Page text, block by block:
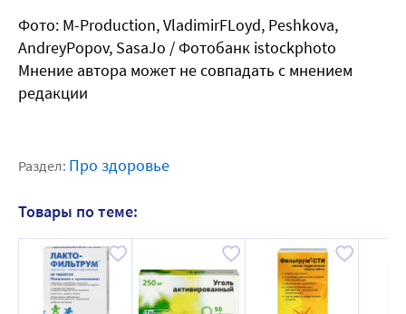
Фото: M-Production, VladimirFLoyd, Peshkova,
AndreyPopov, SasaJo / Фотобанк istockphoto
Мнение автора может не совпадать с мнением
редакции
Раздел: Про здоровье
Товары по теме: